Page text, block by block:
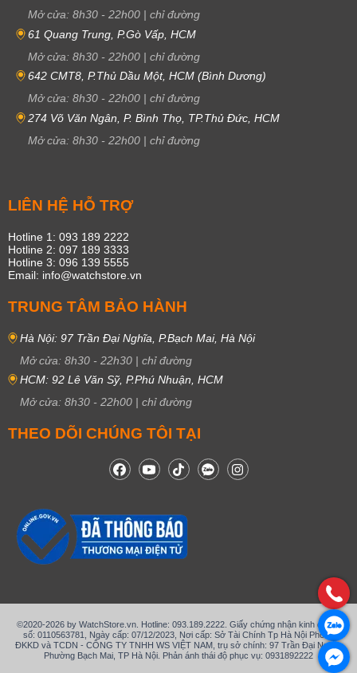
Mở cửa: 8h30 - 22h00 | chỉ đường
61 Quang Trung, P.Gò Vấp, HCM
Mở cửa: 8h30 - 22h00 | chỉ đường
642 CMT8, P.Thủ Dầu Một, HCM (Bình Dương)
Mở cửa: 8h30 - 22h00 | chỉ đường
274 Võ Văn Ngân, P. Bình Thọ, TP.Thủ Đức, HCM
Mở cửa: 8h30 - 22h00 | chỉ đường
LIÊN HỆ HỖ TRỢ
Hotline 1: 093 189 2222
Hotline 2: 097 189 3333
Hotline 3: 096 139 5555
Email: info@watchstore.vn
TRUNG TÂM BẢO HÀNH
Hà Nội: 97 Trần Đại Nghĩa, P.Bạch Mai, Hà Nội
Mở cửa: 8h30 - 22h30 | chỉ đường
HCM: 92 Lê Văn Sỹ, P.Phú Nhuận, HCM
Mở cửa: 8h30 - 22h00 | chỉ đường
THEO DÕI CHÚNG TÔI TẠI
©2020-2026 by WatchStore.vn. Hotline: 093.189.2222. Giấy chứng nhận kinh doanh
số: 0110563781, Ngày cấp: 07/12/2023, Nơi cấp: Sở Tài Chính Tp Hà Nội Phòng
ĐKKD và TCDN - CÔNG TY TNHH WS VIỆT NAM, trụ sở chính: 97 Trần Đại Nghĩa,
Phường Bạch Mai, TP Hà Nội. Phản ánh thái độ phục vụ: 0931892222